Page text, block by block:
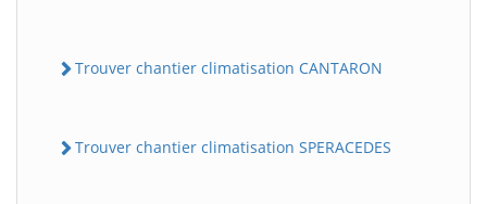
Trouver chantier climatisation CANTARON
Trouver chantier climatisation SPERACEDES